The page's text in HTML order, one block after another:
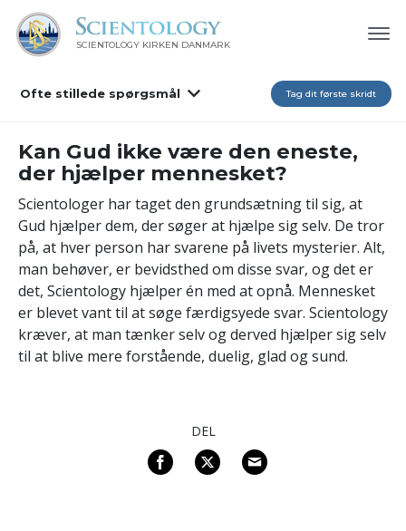
SCIENTOLOGY KIRKEN DANMARK
Ofte stillede spørgsmål Tag dit første skridt
Kan Gud ikke være den eneste,
der hjælper mennesket?
Scientologer har taget den grundsætning til sig, at
Gud hjælper dem, der søger at hjælpe sig selv. De tror
på, at hver person har svarene på livets mysterier. Alt,
man behøver, er bevidsthed om disse svar, og det er
det, Scientology hjælper én med at opnå. Mennesket
er blevet vant til at søge færdigsyede svar. Scientology
kræver, at man tænker selv og derved hjælper sig selv
til at blive mere forstående, duelig, glad og sund.
DEL